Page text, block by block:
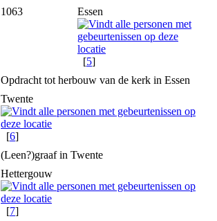
1063 Essen
[5]
Opdracht tot herbouw van de kerk in Essen
Twente
[6]
(Leen?)graaf in Twente
Hettergouw
[7]